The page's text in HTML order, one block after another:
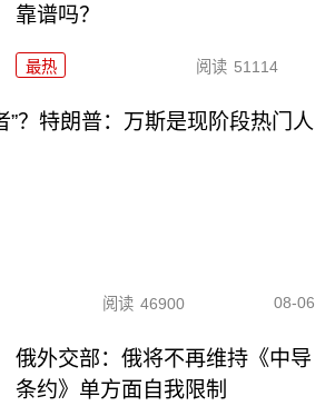
靠谱吗？
最热 阅读 51114
”？特朗普：万斯是现阶段热门人
阅读 46900 08-06
俄外交部：俄将不再维持《中导
条约》单方面自我限制